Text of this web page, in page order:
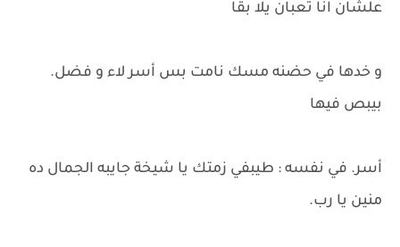
علشان انا تعبان يلا بقا
و خدها في حضنه مسك نامت بس أسر لاء و فضل.
بيبص فيها
أسر. في نفسه : طيبفي زمتك يا شيخة جايبه الجمال ده
منين يا رب.